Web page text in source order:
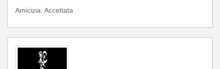
Amicizia: Accettata